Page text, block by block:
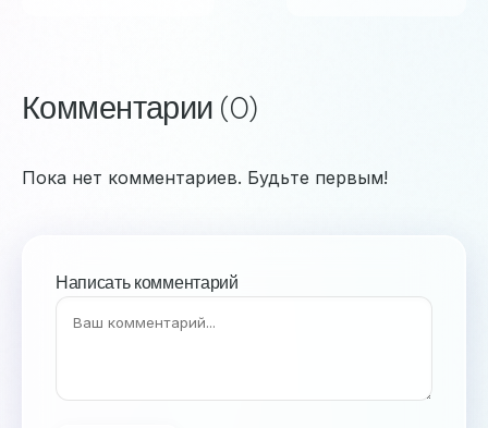
Комментарии (0)
Пока нет комментариев. Будьте первым!
Написать комментарий